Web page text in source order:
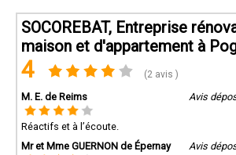
SOCOREBAT, Entreprise
maison et d'appartement à
4 (2 avis )
M. E. de Reims Avis
Réactifs et à l’écoute.
Mr et Mme GUERNON de Épernay
Avis